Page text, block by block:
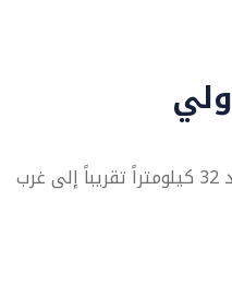
يقع مطار مسقط الدولي على بعد 32 كيلومتراً تقريباً إلى غرب